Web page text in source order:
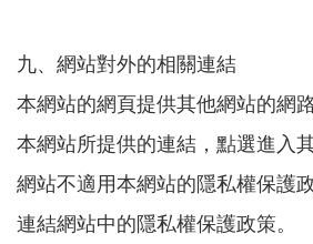
九、網站對外的相關連結
本網站的網頁提供其他網站的網
本網站所提供的連結，點選進入
網站不適用本網站的隱私權保護
連結網站中的隱私權保護政策。